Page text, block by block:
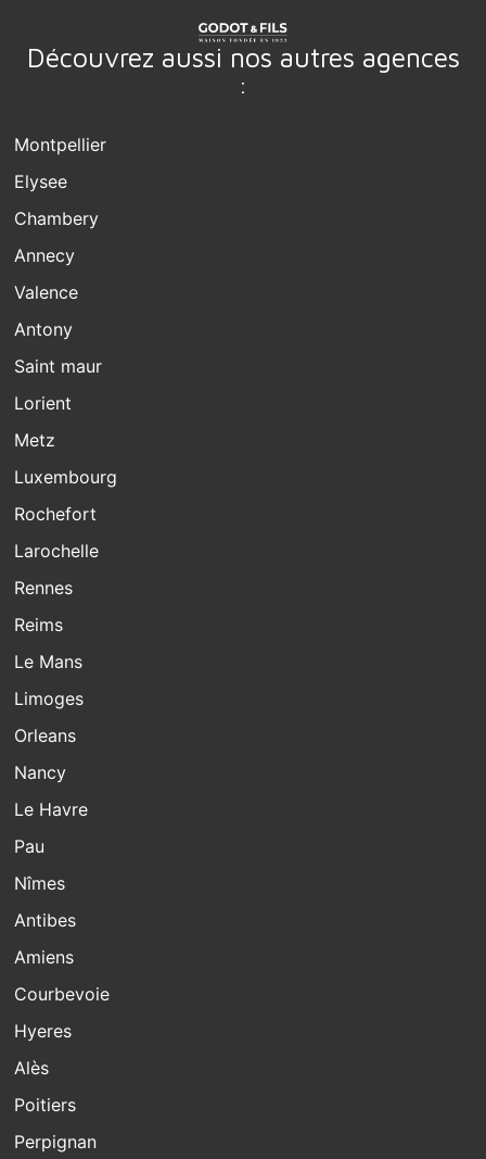
Découvrez aussi nos autres agences
:
Montpellier
Elysee
Chambery
Annecy
Valence
Antony
Saint maur
Lorient
Metz
Luxembourg
Rochefort
Larochelle
Rennes
Reims
Le Mans
Limoges
Orleans
Nancy
Le Havre
Pau
Nîmes
Antibes
Amiens
Courbevoie
Hyeres
Alès
Poitiers
Perpignan